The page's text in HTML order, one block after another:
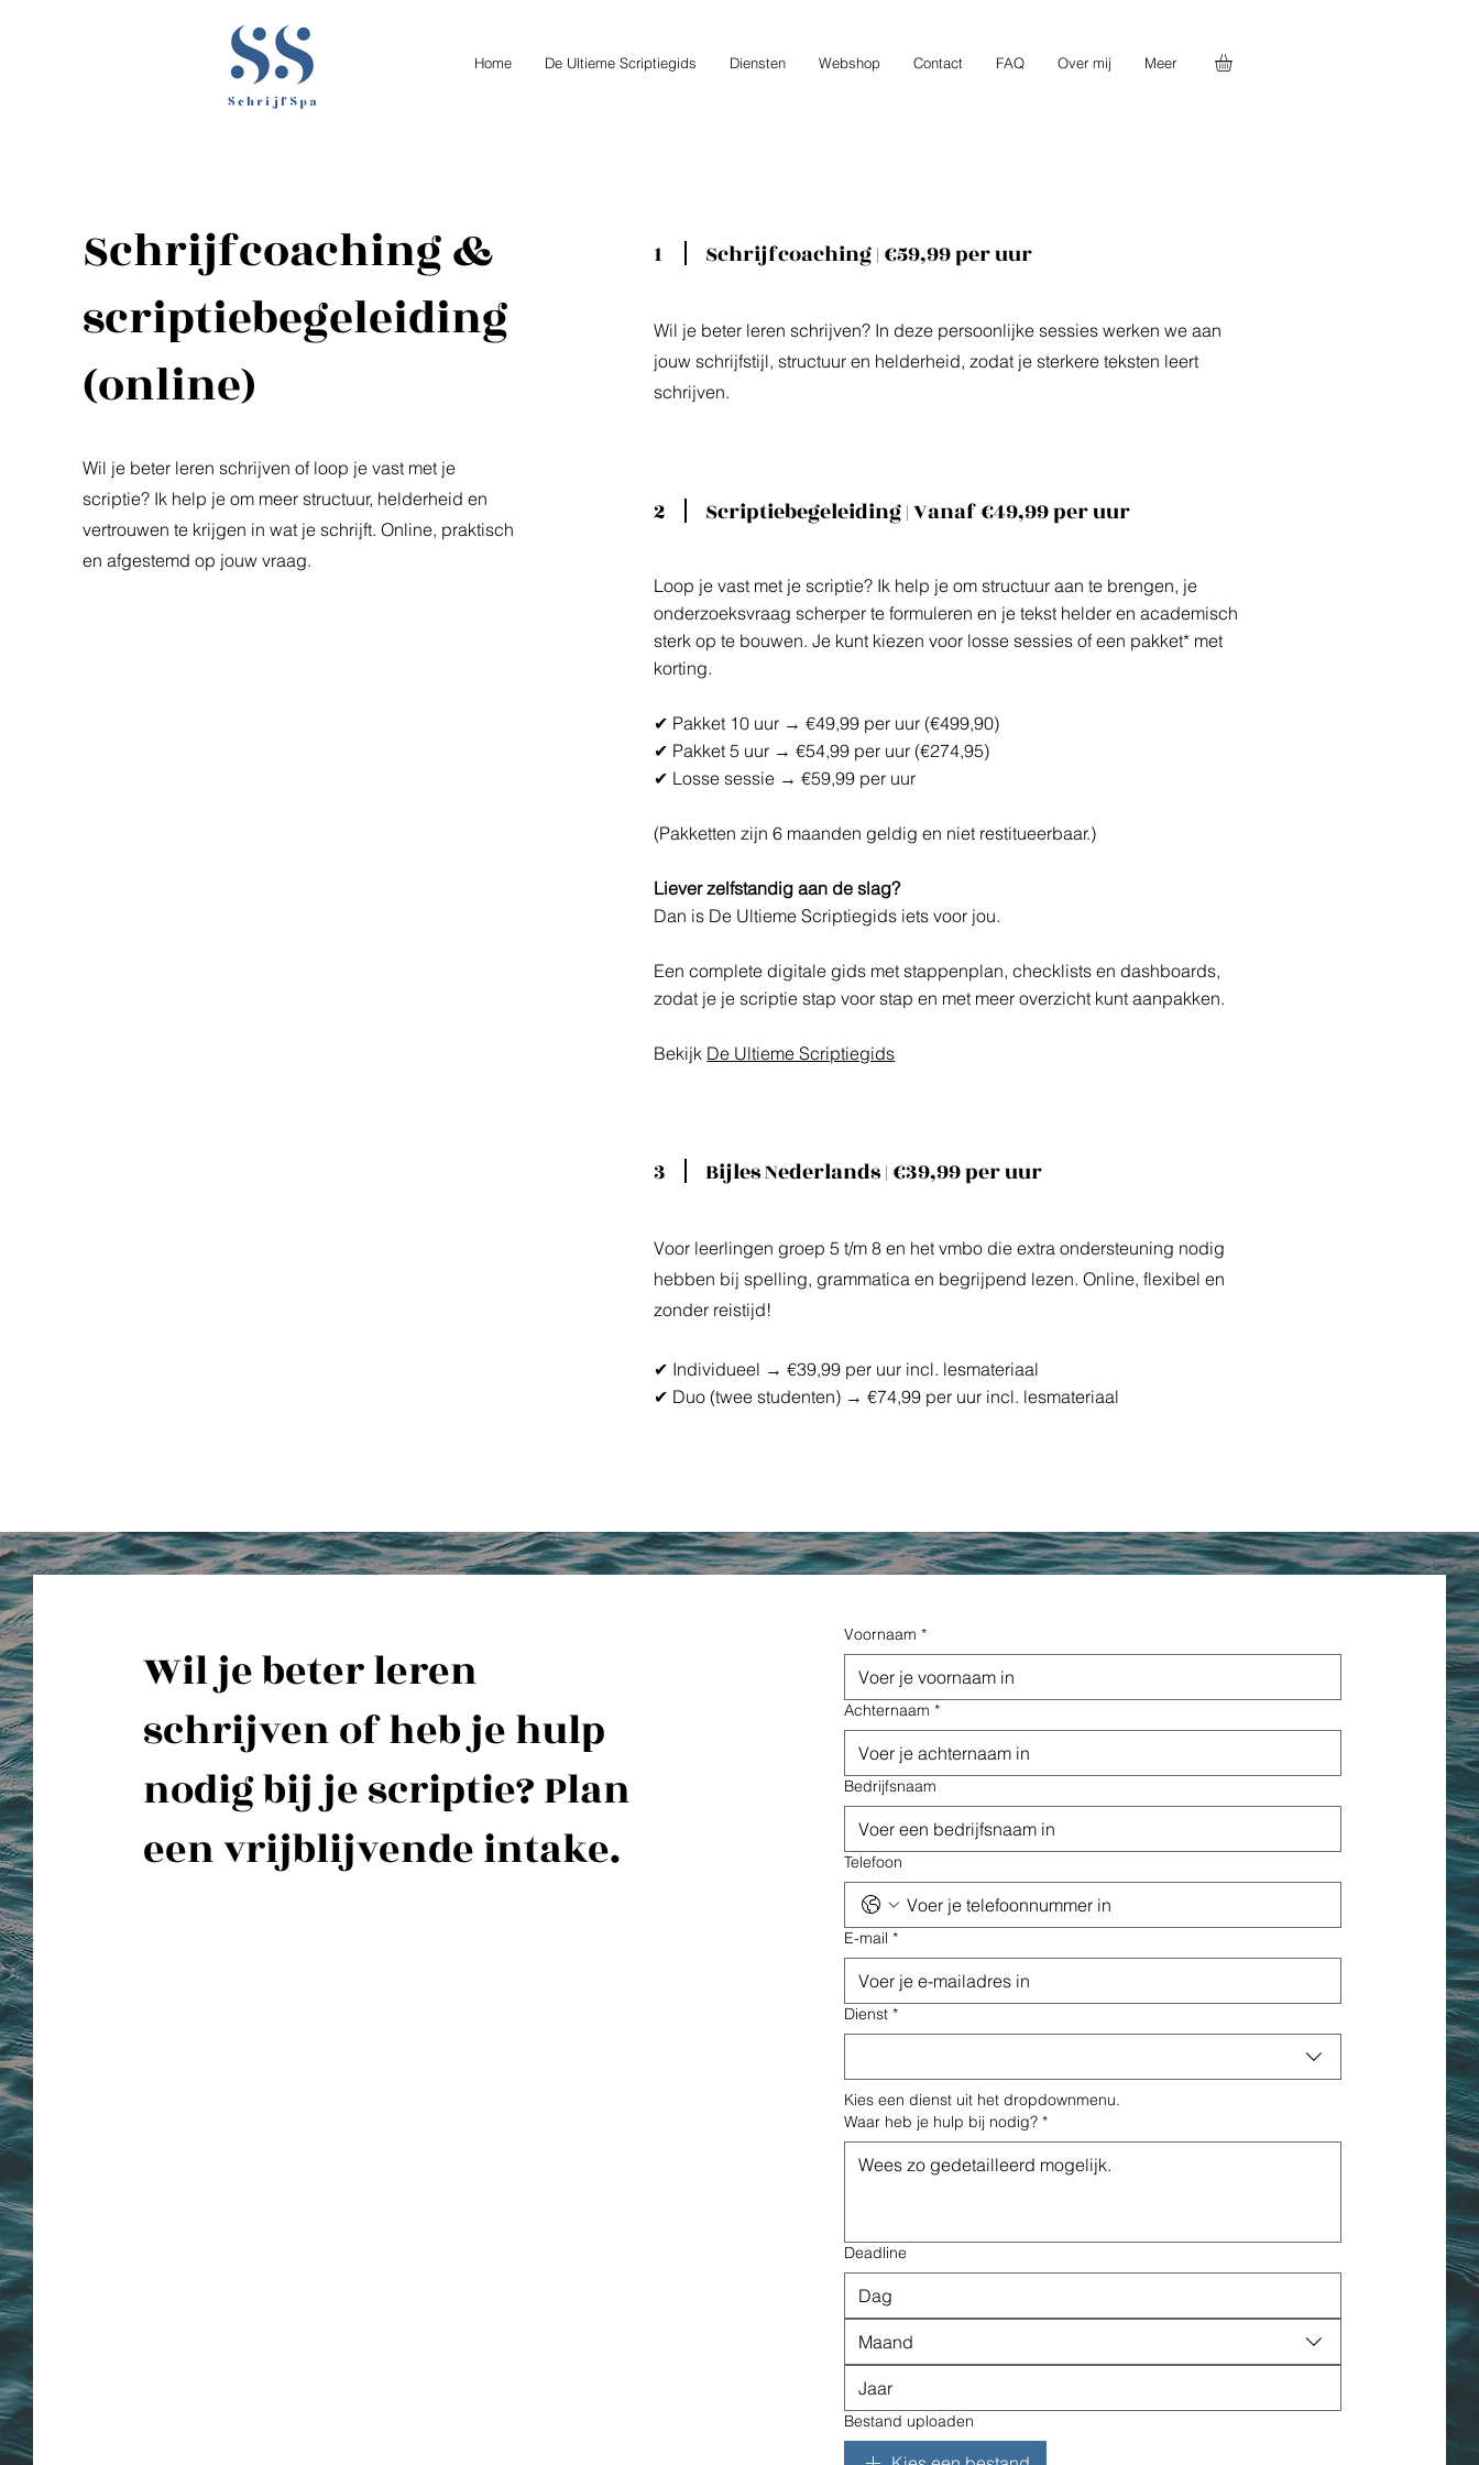
Home De Ultieme Scriptiegids Diensten Webshop Contact FAQ Over mij Meer
Schrijfcoaching &
scriptiebegeleiding
(online)
Wil je beter leren schrijven of loop je vast met je
scriptie? Ik help je om meer structuur, helderheid en
vertrouwen te krijgen in wat je schrijft. Online, praktisch
en afgestemd op jouw vraag.
1 Schrijfcoaching | €59,99 per uur
Wil je beter leren schrijven? In deze persoonlijke sessies werken we aan
jouw schrijfstijl, structuur en helderheid, zodat je sterkere teksten leert
schrijven.
2 Scriptiebegeleiding | Vanaf €49,99 per uur
Loop je vast met je scriptie? Ik help je om structuur aan te brengen, je
onderzoeksvraag scherper te formuleren en je tekst helder en academisch
sterk op te bouwen. Je kunt kiezen voor losse sessies of een pakket* met
korting.
✔ Pakket 10 uur → €49,99 per uur (€499,90)
✔ Pakket 5 uur → €54,99 per uur (€274,95)
✔ Losse sessie → €59,99 per uur
(Pakketten zijn 6 maanden geldig en niet restitueerbaar.)
Liever zelfstandig aan de slag?
Dan is De Ultieme Scriptiegids iets voor jou.
Een complete digitale gids met stappenplan, checklists en dashboards,
zodat je je scriptie stap voor stap en met meer overzicht kunt aanpakken.
Bekijk De Ultieme Scriptiegids
3 Bijles Nederlands | €39,99 per uur
Voor leerlingen groep 5 t/m 8 en het vmbo die extra ondersteuning nodig
hebben bij spelling, grammatica en begrijpend lezen. Online, flexibel en
zonder reistijd!
✔ Individueel → €39,99 per uur incl. lesmateriaal
✔ Duo (twee studenten) → €74,99 per uur incl. lesmateriaal
Wil je beter leren
schrijven of heb je hulp
nodig bij je scriptie? Plan
een vrijblijvende intake.
Voornaam *
Achternaam *
Bedrijfsnaam
Telefoon
E-mail *
Dienst *
Kies een dienst uit het dropdownmenu.
Waar heb je hulp bij nodig? *
Deadline
Maand
Bestand uploaden